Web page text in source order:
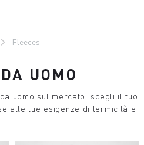
Fleeces
UOMO
uomo sul mercato: scegli il tuo
alle tue esigenze di termicità e